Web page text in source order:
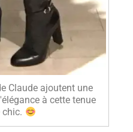
Claude ajoutent une
à cette tenue
chic.